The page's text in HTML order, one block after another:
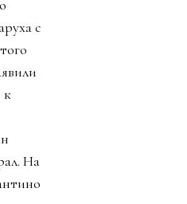
с
к
На